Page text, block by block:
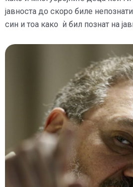
јавноста до скоро биле
син и тоа како ѝ бил познат на